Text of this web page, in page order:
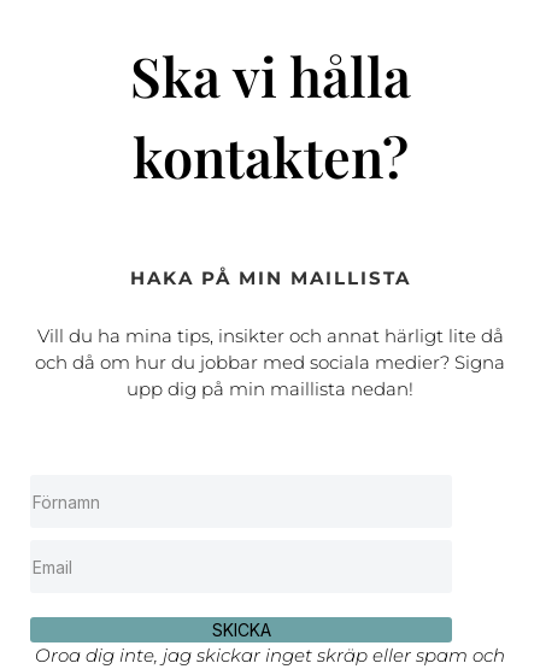
Ska vi hålla
kontakten?
HAKA PÅ MIN MAILLISTA
Vill du ha mina tips, insikter och annat härligt lite då
och då om hur du jobbar med sociala medier? Signa
upp dig på min maillista nedan!
SKICKA
Oroa dig inte, jag skickar inget skräp eller spam och